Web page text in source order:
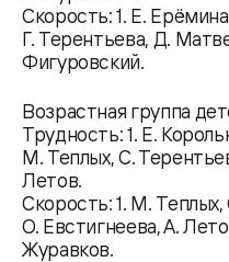
Скорость: 1. Е.
Г. Терентьева, Д.
Фигуровский.
Возрастная группа
Трудность: 1. Е.
М. Теплых, С.
Летов.
Скорость: 1. М.
О. Евстигнеева, А.
Журавков.